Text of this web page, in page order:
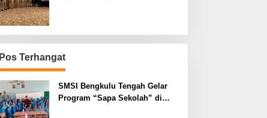
Pos Terhangat
SMSI Bengkulu Tengah Gelar
Program “Sapa Sekolah” di